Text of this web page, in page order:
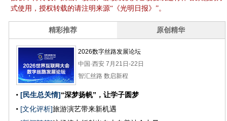
式使用，授权转载的请注明来源“《光明日报》”。